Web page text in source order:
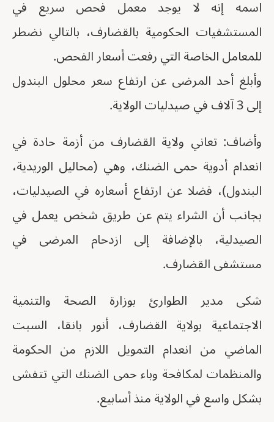
اسمه إنه لا يوجد معمل فحص سريع في
المستشفيات الحكومية بالقضارف، بالتالي نضطر
للمعامل الخاصة التي رفعت أسعار الفحص.
وأبلغ أحد المرضى عن ارتفاع سعر محلول البندول
إلى 3 آلاف في صيدليات الولاية.
وأضاف: تعاني ولاية القضارف من أزمة حادة في
انعدام أدوية حمى الضنك، وهي (محاليل الوريدية،
البندول)، فضلا عن ارتفاع أسعاره في الصيدليات،
بجانب أن الشراء يتم عن طريق شخص يعمل في
الصيدلية، بالإضافة إلى ازدحام المرضى في
مستشفى القضارف.
شكى مدير الطوارئ بوزارة الصحة والتنمية
الاجتماعية بولاية القضارف، أنور بانقا، السبت
الماضي من انعدام التمويل اللازم من الحكومة
والمنظمات لمكافحة وباء حمى الضنك التي تتفشى
بشكل واسع في الولاية منذ أسابيع.